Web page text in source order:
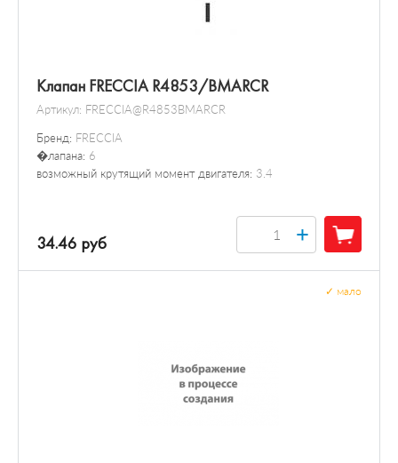
Клапан FRECCIA R4853/BMARCR
Артикул: FRECCIA@R4853BMARCR
Бренд: FRECCIA
�лапана: 6
возможный крутящий момент двигателя: 3.4
34.46 руб +
мало